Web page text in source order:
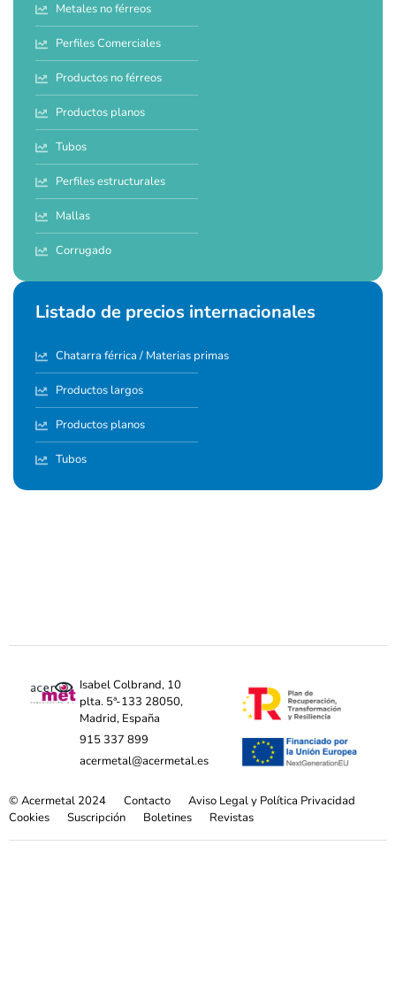
Metales no férreos
Perfiles Comerciales
Productos no férreos
Productos planos
Tubos
Perfiles estructurales
Mallas
Corrugado
Listado de precios internacionales
Chatarra férrica / Materias primas
Productos largos
Productos planos
Tubos
Isabel Colbrand, 10
plta. 5ª-133 28050,
Madrid, España
915 337 899
acermetal@acermetal.es
© Acermetal 2024 Contacto
Aviso Legal y Política Privacidad
Cookies
Suscripción Boletines Revistas